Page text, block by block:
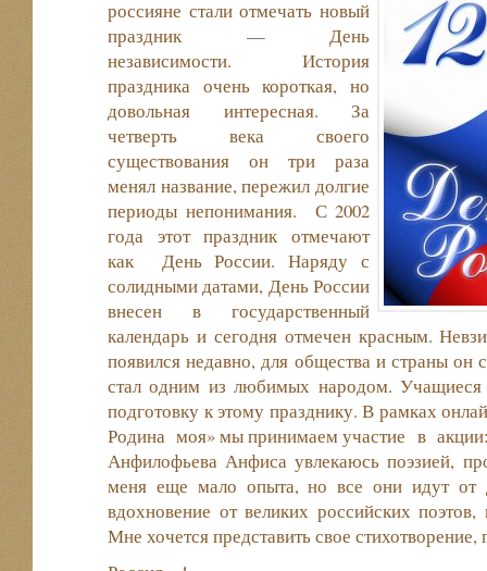
россияне стали отмечать новый
праздник — День
независимости. История
праздника очень короткая, но
довольная интересная. За
четверть века своего
существования он три раза
менял название, пережил долгие
периоды непонимания. С 2002
года этот праздник отмечают
как День России. Наряду с
солидными датами, День России
внесен в государственный
календарь и сегодня отмечен красным.
появился недавно, для общества и страны он
стал одним из любимых народом. Учащиеся
подготовку к этому празднику. В рамках
Родина моя» мы принимаем участие в
Анфилофьева Анфиса увлекаюсь поэзией,
меня еще мало опыта, но все они идут
вдохновение от великих российских
Мне хочется представить свое